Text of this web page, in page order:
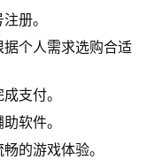
册。
个人需求选购合适
支付。
软件。
的游戏体验。